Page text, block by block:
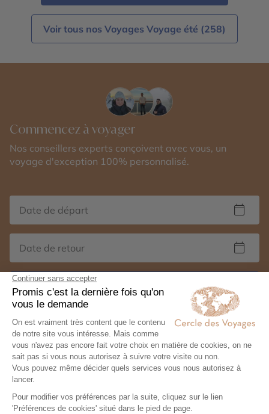
Voir tous nos Voyages Voyage été (258)
Commencez à voyager
Nos conseillers experts conçoivent avec vous, un
voyage d'exception 100% personnalisé.
Organisez votre voyage
Autres thématiques de voyages en Norvège :
Autotours en Norvège
Circuits accompagnés en Norvège